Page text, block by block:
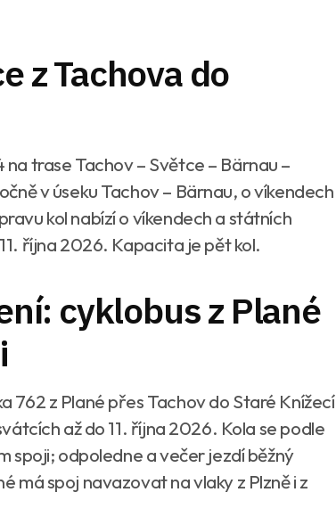
z Tachova do
trase Tachov – Světce – Bärnau –
v úseku Tachov – Bärnau, o víkendech
kol nabízí o víkendech a státních
října 2026. Kapacita je pět kol.
cyklobus z Plané
762 z Plané přes Tachov do Staré Knížecí
až do 11. října 2026. Kola se podle
spoji; odpoledne a večer jezdí běžný
má spoj navazovat na vlaky z Plzně i z